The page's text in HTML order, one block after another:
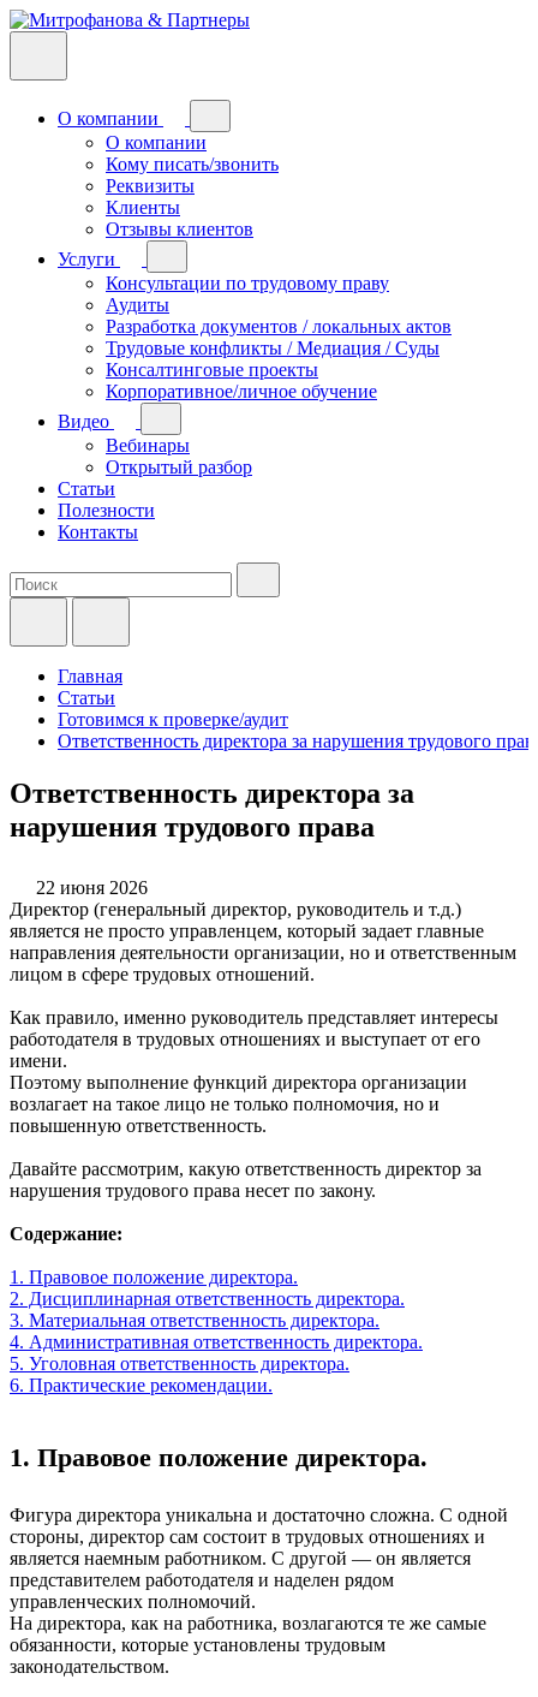
О компании
О компании
Кому писать/звонить
Реквизиты
Клиенты
Отзывы клиентов
Услуги
Консультации по трудовому праву
Аудиты
Разработка документов / локальных актов
Трудовые конфликты / Медиация / Суды
Консалтинговые проекты
Корпоративное/личное обучение
Видео
Вебинары
Открытый разбор
Статьи
Полезности
Контакты
Главная
Статьи
Готовимся к проверке/аудит
Ответственность директора за нарушения трудового
Ответственность директора за
нарушения трудового права
22 июня 2026
Директор (генеральный директор, руководитель и т.д.)
является не просто управленцем, который задает главные
направления деятельности организации, но и ответственным
лицом в сфере трудовых отношений.
Как правило, именно руководитель представляет интересы
работодателя в трудовых отношениях и выступает от его
имени.
Поэтому выполнение функций директора организации
возлагает на такое лицо не только полномочия, но и
повышенную ответственность.
Давайте рассмотрим, какую ответственность директор за
нарушения трудового права несет по закону.
Содержание:
1. Правовое положение директора.
2. Дисциплинарная ответственность директора.
3. Материальная ответственность директора.
4. Административная ответственность директора.
5. Уголовная ответственность директора.
6. Практические рекомендации.
1. Правовое положение директора.
Фигура директора уникальна и достаточно сложна. С одной
стороны, директор сам состоит в трудовых отношениях и
является наемным работником. С другой — он является
представителем работодателя и наделен рядом
управленческих полномочий.
На директора, как на работника, возлагаются те же самые
обязанности, которые установлены трудовым
законодательством.